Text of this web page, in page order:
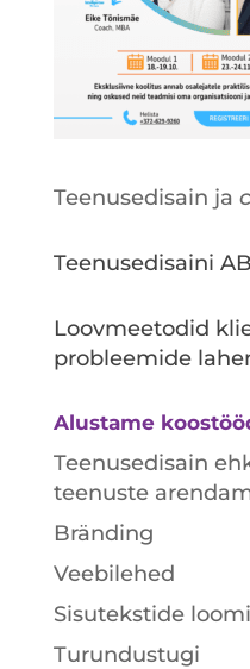
Teenusedisain ja
Teenusedisaini
Loovmeetodid
probleemide
Alustame
Teenusedisain
teenuste
Bränding
Veebilehed
Sisutekstide
Turundustugi